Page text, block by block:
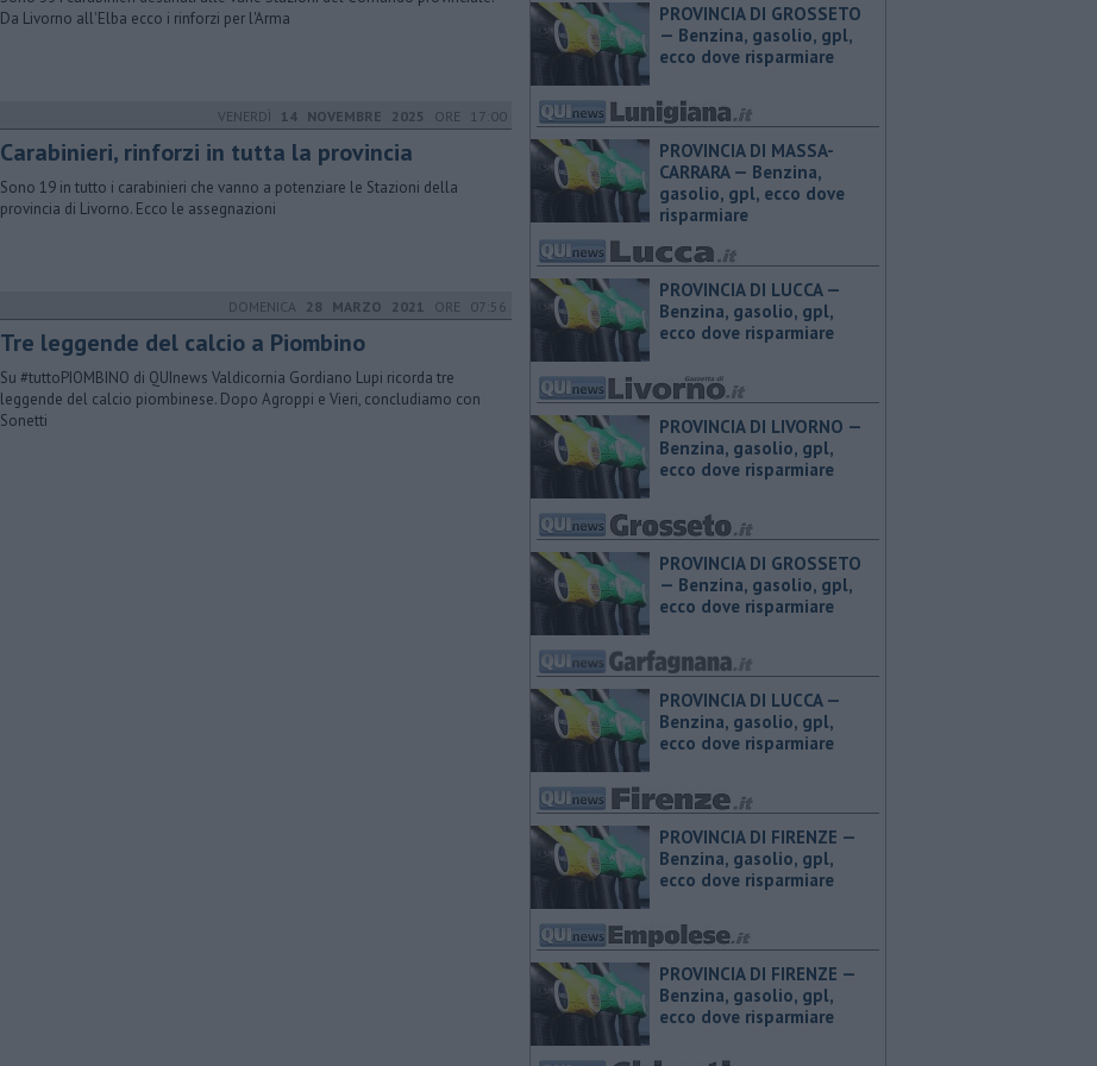
Da Livorno all'Elba ecco i rinforzi per l'Arma
VENERDÌ 14 NOVEMBRE 2025 ORE 17:00
Carabinieri, rinforzi in tutta la provincia
Sono 19 in tutto i carabinieri che vanno a potenziare le Stazioni della
provincia di Livorno. Ecco le assegnazioni
DOMENICA 28 MARZO 2021 ORE 07:56
Tre leggende del calcio a Piombino
Su #tuttoPIOMBINO di QUInews Valdicornia Gordiano Lupi ricorda tre
leggende del calcio piombinese. Dopo Agroppi e Vieri, concludiamo con
Sonetti
PROVINCIA DI GROSSETO
— ​Benzina, gasolio, gpl,
ecco dove risparmiare
PROVINCIA DI MASSA-
CARRARA — ​Benzina,
gasolio, gpl, ecco dove
risparmiare
PROVINCIA DI LUCCA — ​
Benzina, gasolio, gpl,
ecco dove risparmiare
PROVINCIA DI LIVORNO — ​
Benzina, gasolio, gpl,
ecco dove risparmiare
PROVINCIA DI GROSSETO
— ​Benzina, gasolio, gpl,
ecco dove risparmiare
PROVINCIA DI LUCCA — ​
Benzina, gasolio, gpl,
ecco dove risparmiare
PROVINCIA DI FIRENZE — ​
Benzina, gasolio, gpl,
ecco dove risparmiare
PROVINCIA DI FIRENZE — ​
Benzina, gasolio, gpl,
ecco dove risparmiare